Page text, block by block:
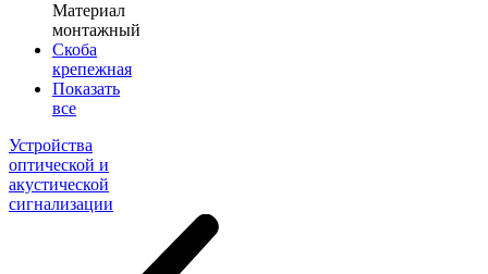
Материал
монтажный
Скоба
крепежная
Показать
все
Устройства
оптической и
акустической
сигнализации